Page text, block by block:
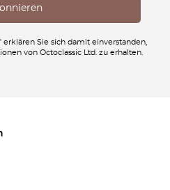
Sie sich damit einverstanden,
von Octoclassic Ltd. zu erhalten.